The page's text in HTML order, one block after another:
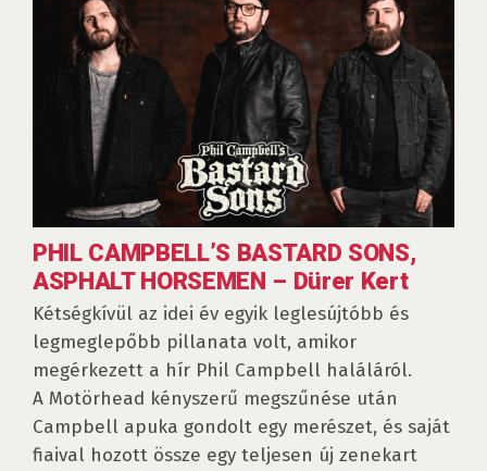
PHIL CAMPBELL’S BASTARD SONS,
ASPHALT HORSEMEN – Dürer Kert
Kétségkívül az idei év egyik leglesújtóbb és
legmeglepőbb pillanata volt, amikor
megérkezett a hír Phil Campbell haláláról.
A Motörhead kényszerű megszűnése után
Campbell apuka gondolt egy merészet, és saját
fiaival hozott össze egy teljesen új zenekart